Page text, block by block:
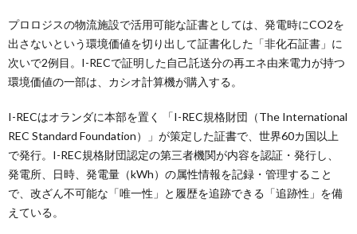
プロロジスの物流施設で活用可能な証書としては、発電時にCO2を
出さないという環境価値を切り出して証書化した「非化石証書」に
次いで2例目。I-RECで証明した自己託送分の再エネ由来電力が持つ
環境価値の一部は、カシオ計算機が購入する。
I-RECはオランダに本部を置く 「I-REC規格財団（The International
REC Standard Foundation）」が策定した証書で、世界60カ国以上
で発行。I-REC規格財団認定の第三者機関が内容を認証・発行し、
発電所、日時、発電量（kWh）の属性情報を記録・管理すること
で、改ざん不可能な「唯一性」と履歴を追跡できる「追跡性」を備
えている。